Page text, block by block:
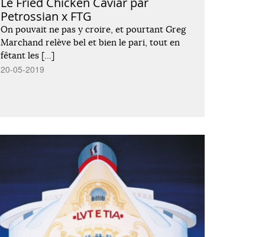
Petrossian x FTG
On pouvait ne pas y croire, et pourtant Greg
Marchand relève bel et bien le pari, tout en
fêtant les […]
20-05-2019